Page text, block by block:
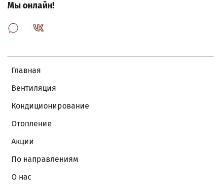
Главная
Вентиляция
Кондиционирование
Отопление
Акции
По направлениям
О нас
Мы онлайн!